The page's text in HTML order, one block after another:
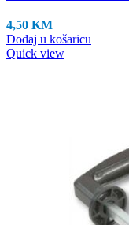
4,50 KM
Dodaj u košaricu
Quick view